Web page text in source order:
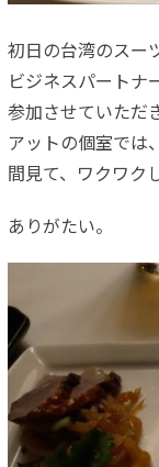
初日の台湾のスー
ビジネスパートナ
参加させていただ
アットの個室では
間見て、ワクワク
ありがたい。